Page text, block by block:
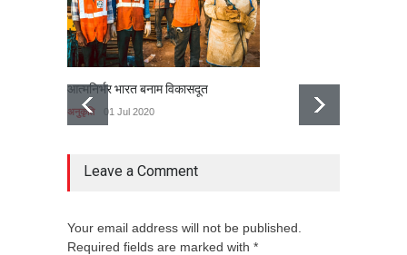
आत्मनिर्भर भारत बनाम विकासदूत
अनुकृति 01 Jul 2020
Leave a Comment
Your email address will not be published.
Required fields are marked with *